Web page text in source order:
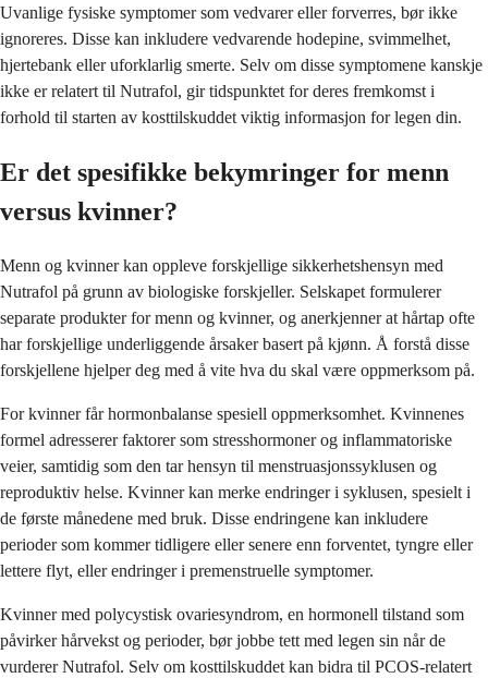
Uvanlige fysiske symptomer som vedvarer eller forverres, bør ikke
ignoreres. Disse kan inkludere vedvarende hodepine, svimmelhet,
hjertebank eller uforklarlig smerte. Selv om disse symptomene kanskje
ikke er relatert til Nutrafol, gir tidspunktet for deres fremkomst i
forhold til starten av kosttilskuddet viktig informasjon for legen din.
Er det spesifikke bekymringer for menn
versus kvinner?
Menn og kvinner kan oppleve forskjellige sikkerhetshensyn med
Nutrafol på grunn av biologiske forskjeller. Selskapet formulerer
separate produkter for menn og kvinner, og anerkjenner at hårtap ofte
har forskjellige underliggende årsaker basert på kjønn. Å forstå disse
forskjellene hjelper deg med å vite hva du skal være oppmerksom på.
For kvinner får hormonbalanse spesiell oppmerksomhet. Kvinnenes
formel adresserer faktorer som stresshormoner og inflammatoriske
veier, samtidig som den tar hensyn til menstruasjonssyklusen og
reproduktiv helse. Kvinner kan merke endringer i syklusen, spesielt i
de første månedene med bruk. Disse endringene kan inkludere
perioder som kommer tidligere eller senere enn forventet, tyngre eller
lettere flyt, eller endringer i premenstruelle symptomer.
Kvinner med polycystisk ovariesyndrom, en hormonell tilstand som
påvirker hårvekst og perioder, bør jobbe tett med legen sin når de
vurderer Nutrafol. Selv om kosttilskuddet kan bidra til PCOS-relatert